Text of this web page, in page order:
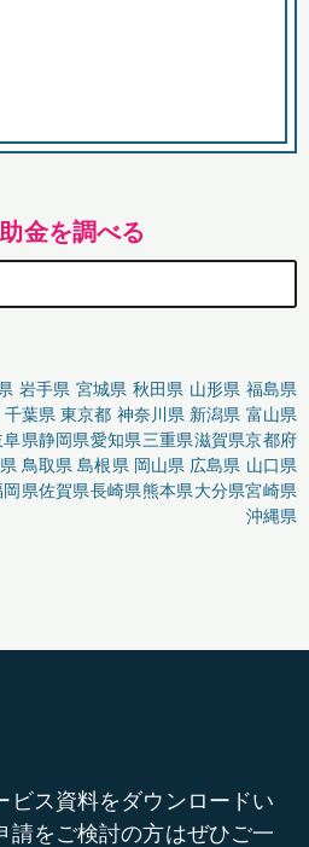
金を調べる
岩手県 宮城県 秋田県 山形県 福島県
千葉県 東京都 神奈川県 新潟県 富山県
阜県静岡県愛知県三重県滋賀県京都府
鳥取県 島根県 岡山県 広島県 山口県
岡県佐賀県長崎県熊本県大分県宮崎県
沖縄県
ビス資料をダウンロードい
請をご検討の方はぜひご一